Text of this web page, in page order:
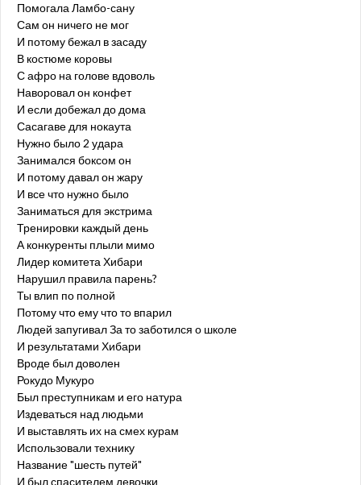
Помогала Ламбо-сану
Сам он ничего не мог
И потому бежал в засаду
В костюме коровы
С афро на голове вдоволь
Наворовал он конфет
И если добежал до дома
Сасагаве для нокаута
Нужно было 2 удара
Занимался боксом он
И потому давал он жару
И все что нужно было
Заниматься для экстрима
Тренировки каждый день
А конкуренты плыли мимо
Лидер комитета Хибари
Нарушил правила парень?
Ты влип по полной
Потому что ему что то впарил
Людей запугивал За то заботился о школе
И результатами Хибари
Вроде был доволен
Рокудо Мукуро
Был преступникам и его натура
Издеваться над людьми
И выставлять их на смех курам
Использовали технику
Название "шесть путей"
И был спасителем девочки